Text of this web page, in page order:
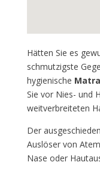
Hätten Sie es
schmutzigste
hygienische
Sie vor Nies- und
weitverbreiteten
Der
Auslöser von
Nase oder